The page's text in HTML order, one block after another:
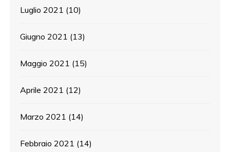
Luglio 2021 (10)
Giugno 2021 (13)
Maggio 2021 (15)
Aprile 2021 (12)
Marzo 2021 (14)
Febbraio 2021 (14)